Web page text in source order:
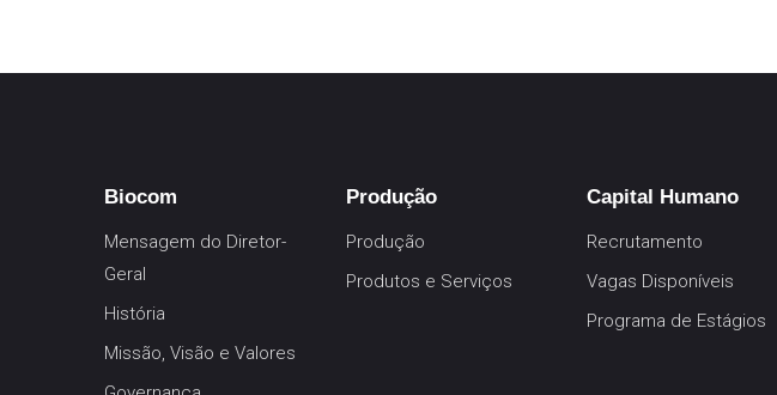
Biocom
Mensagem do Diretor-
Geral
História
Missão, Visão e Valores
Produção
Produção
Produtos e Serviços
Capital Humano
Recrutamento
Vagas Disponíveis
Programa de Estágios